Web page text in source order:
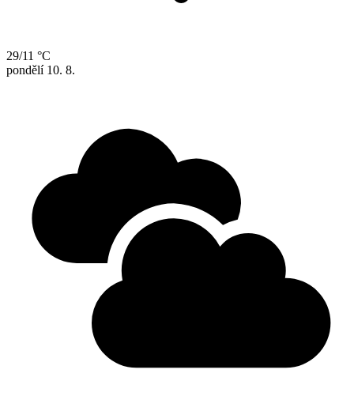
29/11 °C
pondělí 10. 8.